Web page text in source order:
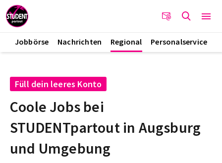
Jobbörse Nachrichten Regional Personalservice
Füll dein leeres Konto
Coole Jobs bei
STUDENTpartout in Augsburg
und Umgebung